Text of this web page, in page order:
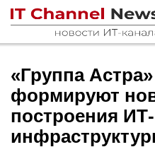
«Группа
формируют
построения ИТ-